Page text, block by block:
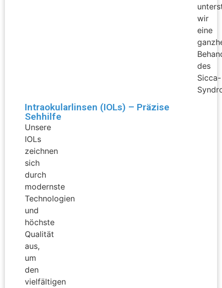
wir
eine
des
Sicca-
Intraokularlinsen (IOLs) – Präzise
Sehhilfe
Unsere
IOLs
zeichnen
sich
durch
modernste
Technologien
und
höchste
Qualität
aus,
um
den
vielfältigen